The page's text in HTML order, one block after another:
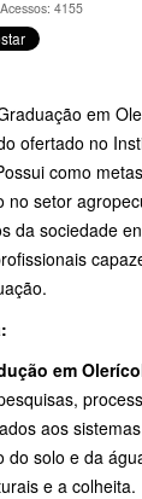
Acessos: 4155
em
ofertado no
como
no setor
da sociedade
em
aos
do solo e da
e a colheita.